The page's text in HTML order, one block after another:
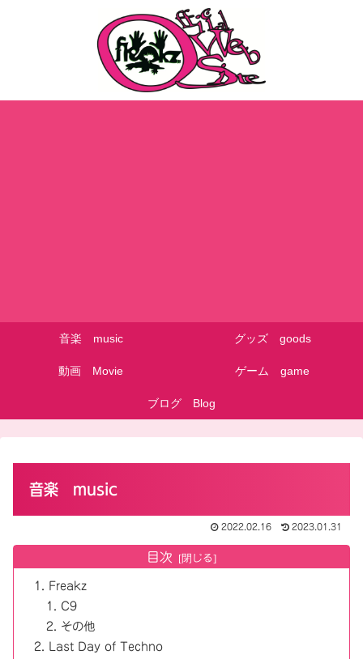
音楽 music グッズ goods
動画 Movie ゲーム game
ブログ Blog
音楽 music
2022.02.16 2023.01.31
目次
Freakz
C9
その他
Last Day of Techno